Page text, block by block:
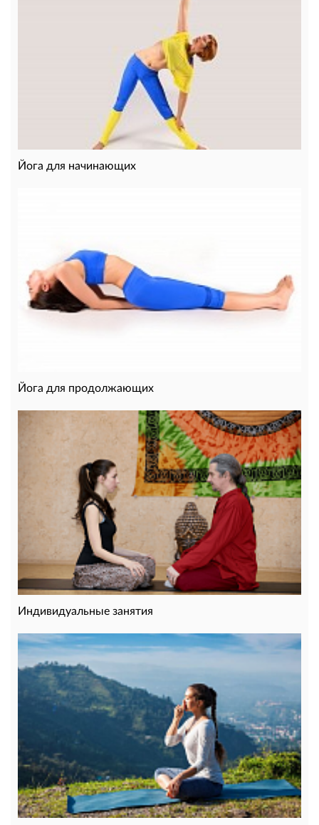
Йога для начинающих
Йога для продолжающих
Индивидуальные занятия